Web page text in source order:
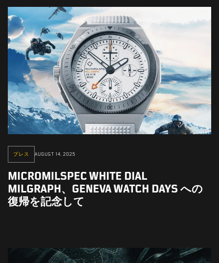
プレス AUGUST 14, 2025
MICROMILSPEC WHITE DIAL
MILGRAPH、GENEVA WATCH DAYS への
復帰を記念して